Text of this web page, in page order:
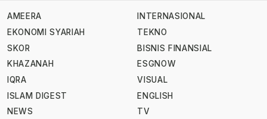
AMEERA
EKONOMI SYARIAH
SKOR
KHAZANAH
IQRA
ISLAM DIGEST
NEWS
INTERNASIONAL
TEKNO
BISNIS FINANSIAL
ESGNOW
VISUAL
ENGLISH
TV